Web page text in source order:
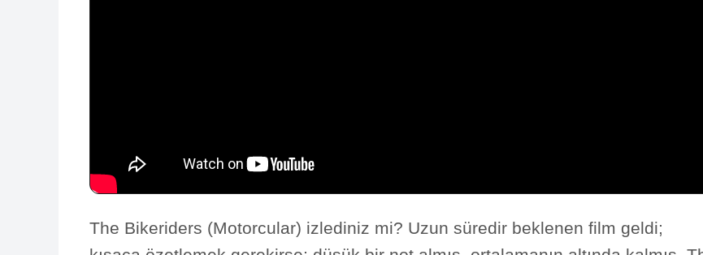
The Bikeriders (Motorcular) izlediniz mi? Uzun süredir beklenen film geldi;